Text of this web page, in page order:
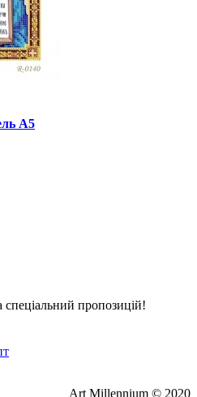
А5
спеціальний пропозицій!
Art Millennium © 2020